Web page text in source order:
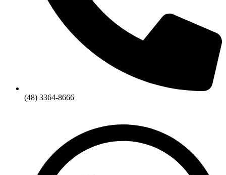
(48) 3364-8666